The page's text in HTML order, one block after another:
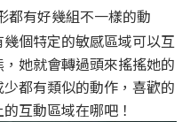
都有好幾組不一樣的動
個特定的敏感區域可以互
她就會轉過頭來搖搖她的
都有類似的動作，喜歡的
互動區域在哪吧！